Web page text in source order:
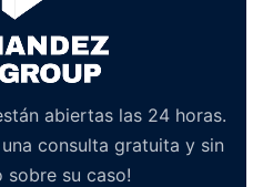
abiertas las 24 horas.
consulta gratuita y sin
sobre su caso!